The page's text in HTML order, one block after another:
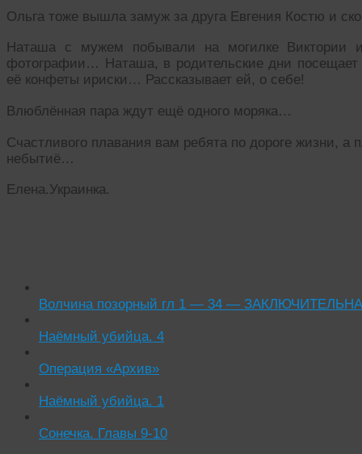
Ольга тоже вышла замуж за друга Евгения Костю и
Наташа с мужем побывали на могилке Виктории и
фотографии… Наташа, в родительские дни
её конфеты ириски… Рассказывает ей, о себе!
Влюблённая пара ждут ещё одного моряка…
Счастливого плавания вам ребята по дороге жизни, а
небытиё…
Елена.Украинка.
Волчина позорный гл 1 — 34 —
Наёмный убийца. 4
Операция «Архив»
Наёмный убийца. 1
Сонечка. Главы 9-10